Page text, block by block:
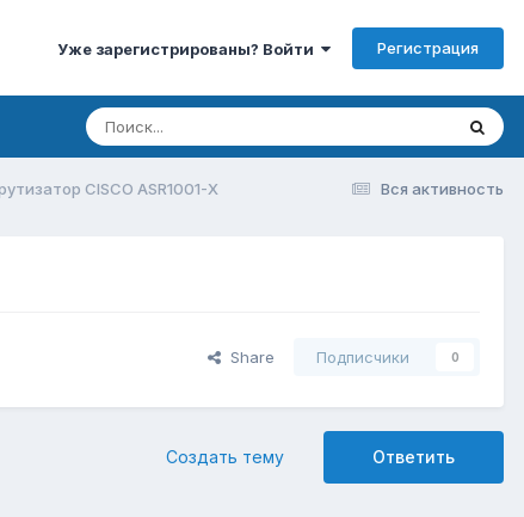
Уже зарегистрированы? Войти Регистрация
Вся активность
CISCO ASR1001-X
Share Подписчики 0
Ответить
Создать тему